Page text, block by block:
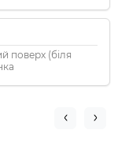
поверх (біля